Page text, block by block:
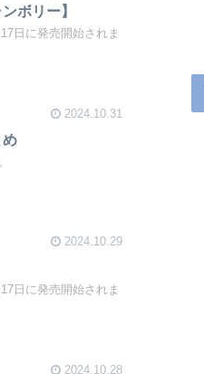
ボリー】
日に発売開始されま
2024.10.31
め
2024.10.29
日に発売開始されま
2024.10.28